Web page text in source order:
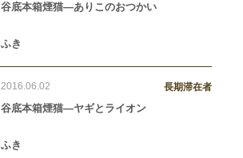
谷底本箱煙猫―ありこのおつかい
ふき
2016.06.02 長期滞在者
谷底本箱煙猫―ヤギとライオン
ふき